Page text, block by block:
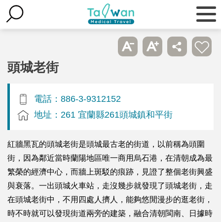
頭城老街
電話：886-3-9312152
地址：261 宜蘭縣261頭城鎮和平街
紅牆黑瓦的頭城老街是頭城最古老的街道，以前稱為頭圍
街，因為鄰近當時蘭陽地區唯一商用烏石港，在清朝成為最
繁榮的經濟中心，而牆上斑駁的痕跡，見證了整個老街興盛
與衰落。一出頭城火車站，走沒幾步就發現了頭城老街，走
在頭城老街中，不用四處人擠人，能夠悠閒漫步的逛老街，
時不時就可以發現街道兩旁的建築，融合清朝閩南、日據時